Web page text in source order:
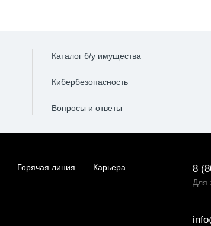
Каталог б/у имущества
Кибербезопасность
Вопросы и ответы
Горячая линия
Карьера
8
Для